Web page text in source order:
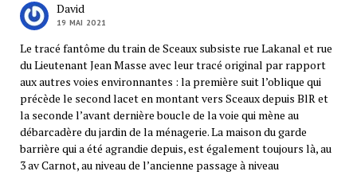
David
19 MAI 2021
Le tracé fantôme du train de Sceaux subsiste rue Lakanal et rue
du Lieutenant Jean Masse avec leur tracé original par rapport
aux autres voies environnantes : la première suit l’oblique qui
précède le second lacet en montant vers Sceaux depuis BlR et
la seconde l’avant dernière boucle de la voie qui mène au
débarcadère du jardin de la ménagerie. La maison du garde
barrière qui a été agrandie depuis, est également toujours là, au
3 av Carnot, au niveau de l’ancienne passage à niveau